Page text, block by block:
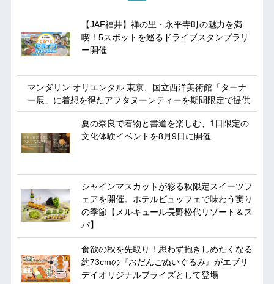
【JAF福井】禅の里・永平寺町の魅力を満
喫！5スポットを巡るドライブスタンプラリ
ー開催
マンダリン オリエンタル 東京、国立西洋美術館「ターナ
ー展」に着想を得たアフタヌーンティーを期間限定で提供
夏の奈良で着物と書道を楽しむ、1日限定の
文化体験イベントを8月9日に開催
シャインマスカットが彩る秋限定スイーツフ
ェアを開催。ホテルビュッフェで味わう実り
の季節【メルキュール長野松代リゾート＆ス
パ】
食欲の秋を先取り！思わず抱きしめたくなる
約73cmの『おだんごぬいぐるみ』がエブリ
デイオリジナルプライズとして登場